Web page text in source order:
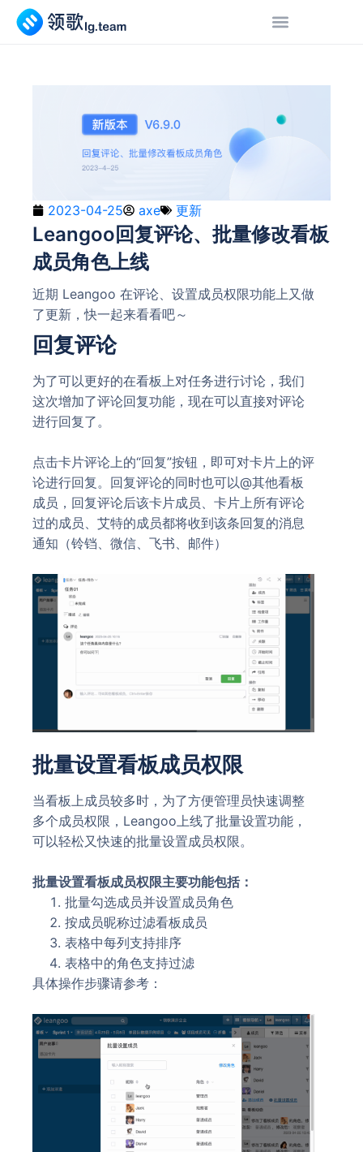
2023-04-25 axe 更新
Leangoo回复评论、批量修改看板
成员角色上线
近期 Leangoo 在评论、设置成员权限功能上又做
了更新，快一起来看看吧～
回复评论
为了可以更好的在看板上对任务进行讨论，我们
这次增加了评论回复功能，现在可以直接对评论
进行回复了。
点击卡片评论上的“回复”按钮，即可对卡片上的评
论进行回复。回复评论的同时也可以@其他看板
成员，回复评论后该卡片成员、卡片上所有评论
过的成员、艾特的成员都将收到该条回复的消息
通知（铃铛、微信、飞书、邮件）
批量设置看板成员权限
当看板上成员较多时，为了方便管理员快速调整
多个成员权限，Leangoo上线了批量设置功能，
可以轻松又快速的批量设置成员权限。
批量设置看板成员权限主要功能包括：
批量勾选成员并设置成员角色
按成员昵称过滤看板成员
表格中每列支持排序
表格中的角色支持过滤
具体操作步骤请参考：